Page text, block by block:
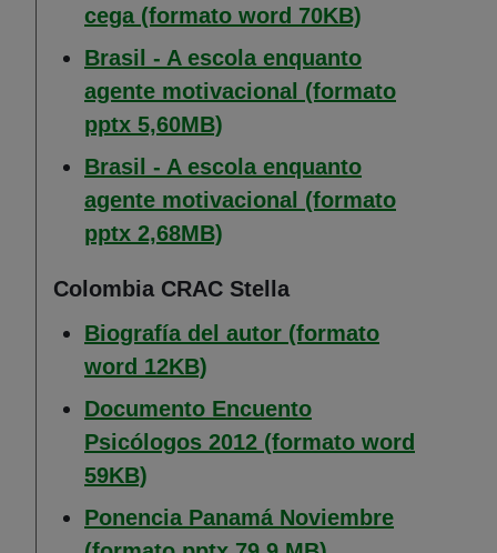
cega (formato word 70KB)
Brasil - A escola enquanto
agente motivacional (formato
pptx 5,60MB)
Brasil - A escola enquanto
agente motivacional (formato
pptx 2,68MB)
Colombia CRAC Stella
Biografía del autor (formato
word 12KB)
Documento Encuento
Psicólogos 2012 (formato word
59KB)
Ponencia Panamá Noviembre